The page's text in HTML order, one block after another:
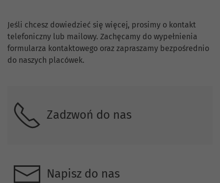
Skontaktuj się z nami.
Jeśli chcesz dowiedzieć się więcej, prosimy o kontakt
telefoniczny lub mailowy. Zachęcamy do wypełnienia
formularza kontaktowego oraz zapraszamy bezpośrednio
do naszych placówek.
Zadzwoń do nas
Napisz do nas